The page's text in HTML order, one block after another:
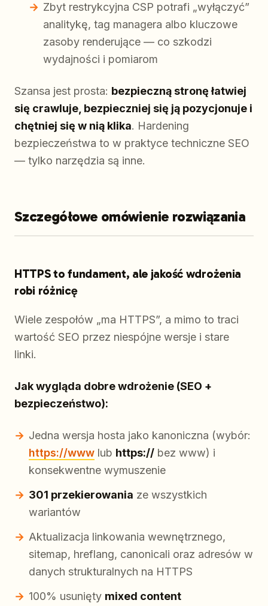
Zbyt restrykcyjna CSP potrafi „wyłączyć”
analitykę, tag managera albo kluczowe
zasoby renderujące — co szkodzi
wydajności i pomiarom
Szansa jest prosta: bezpieczną stronę łatwiej
się crawluje, bezpieczniej się ją pozycjonuje i
chętniej się w nią klika. Hardening
bezpieczeństwa to w praktyce techniczne SEO
— tylko narzędzia są inne.
Szczegółowe omówienie rozwiązania
HTTPS to fundament, ale jakość wdrożenia
robi różnicę
Wiele zespołów „ma HTTPS”, a mimo to traci
wartość SEO przez niespójne wersje i stare
linki.
Jak wygląda dobre wdrożenie (SEO +
bezpieczeństwo):
Jedna wersja hosta jako kanoniczna (wybór:
https://www lub https:// bez www) i
konsekwentne wymuszenie
301 przekierowania ze wszystkich
wariantów
Aktualizacja linkowania wewnętrznego,
sitemap, hreflang, canonicali oraz adresów w
danych strukturalnych na HTTPS
100% usunięty mixed content